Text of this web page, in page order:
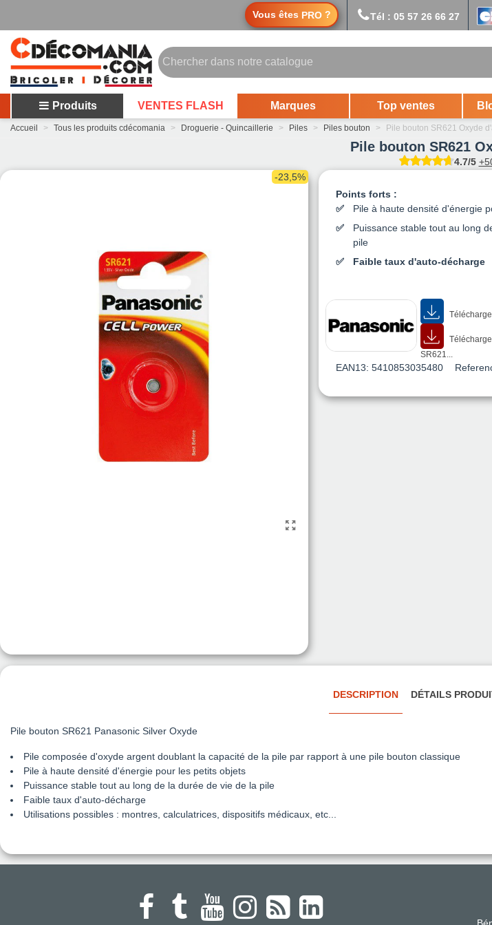
Vous êtes PRO ? Tél : 05 57 26 66 27
Produits VENTES FLASH Marques Top ventes
Accueil > Tous les produits cdécomania > Droguerie - Quincaillerie > Piles > Piles bouton > Pile bouton SR621 Oxyde
Pile bouton SR621
4.7/5
-23,5%
Points forts :
Pile à haute densité d'énergie
Puissance stable tout au long
pile
Faible taux d'auto-décharge
SR621...
EAN13: 5410853035480
DESCRIPTION DÉTAILS
Pile bouton SR621 Panasonic Silver Oxyde
Pile composée d'oxyde argent doublant la capacité de la pile par rapport à une pile bouton classique
Pile à haute densité d'énergie pour les petits objets
Puissance stable tout au long de la durée de vie de la pile
Faible taux d'auto-décharge
Utilisations possibles : montres, calculatrices, dispositifs médicaux, etc...